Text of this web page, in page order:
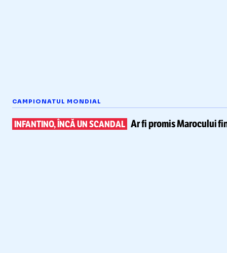
CAMPIONATUL MONDIAL
INFANTINO, ÎNCĂ UN SCANDAL Ar fi promis Marocului